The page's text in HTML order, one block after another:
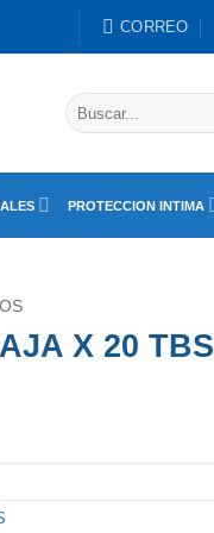
CORREO
Buscar
por:
PROTECCION INTIMA
X 20 TBS